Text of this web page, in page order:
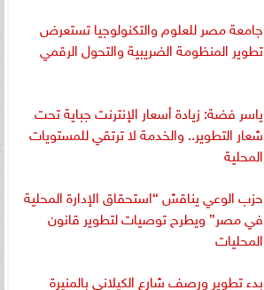
جامعة مصر للعلوم والتكنولوجيا تستعرض
تطوير المنظومة الضريبية والتحول الرقمي
ياسر فضة: زيادة أسعار الإنترنت جباية تحت
شعار التطوير.. والخدمة لا ترتقي للمستويات
المحلية
حزب الوعي يناقش “استحقاق الإدارة المحلية
في مصر” ويطرح توصيات لتطوير قانون
المحليات
بدء تطوير ورصف شارع الكيلاني بالمنيرة